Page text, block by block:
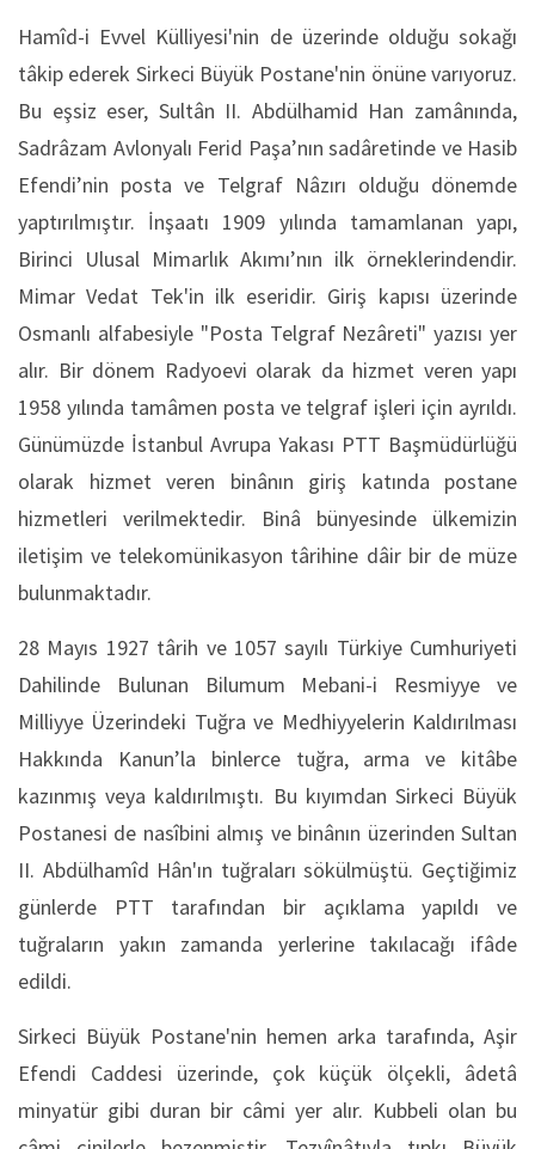
Hamîd-i Evvel Külliyesi'nin de üzerinde olduğu sokağı
tâkip ederek Sirkeci Büyük Postane'nin önüne varıyoruz.
Bu eşsiz eser, Sultân II. Abdülhamid Han zamânında,
Sadrâzam Avlonyalı Ferid Paşa’nın sadâretinde ve Hasib
Efendi’nin posta ve Telgraf Nâzırı olduğu dönemde
yaptırılmıştır. İnşaatı 1909 yılında tamamlanan yapı,
Birinci Ulusal Mimarlık Akımı’nın ilk örneklerindendir.
Mimar Vedat Tek'in ilk eseridir. Giriş kapısı üzerinde
Osmanlı alfabesiyle "Posta Telgraf Nezâreti" yazısı yer
alır. Bir dönem Radyoevi olarak da hizmet veren yapı
1958 yılında tamâmen posta ve telgraf işleri için ayrıldı.
Günümüzde İstanbul Avrupa Yakası PTT Başmüdürlüğü
olarak hizmet veren binânın giriş katında postane
hizmetleri verilmektedir. Binâ bünyesinde ülkemizin
iletişim ve telekomünikasyon târihine dâir bir de müze
bulunmaktadır.
28 Mayıs 1927 târih ve 1057 sayılı Türkiye Cumhuriyeti
Dahilinde Bulunan Bilumum Mebani-i Resmiyye ve
Milliyye Üzerindeki Tuğra ve Medhiyyelerin Kaldırılması
Hakkında Kanun’la binlerce tuğra, arma ve kitâbe
kazınmış veya kaldırılmıştı. Bu kıyımdan Sirkeci Büyük
Postanesi de nasîbini almış ve binânın üzerinden Sultan
II. Abdülhamîd Hân'ın tuğraları sökülmüştü. Geçtiğimiz
günlerde PTT tarafından bir açıklama yapıldı ve
tuğraların yakın zamanda yerlerine takılacağı ifâde
edildi.
Sirkeci Büyük Postane'nin hemen arka tarafında, Aşir
Efendi Caddesi üzerinde, çok küçük ölçekli, âdetâ
minyatür gibi duran bir câmi yer alır. Kubbeli olan bu